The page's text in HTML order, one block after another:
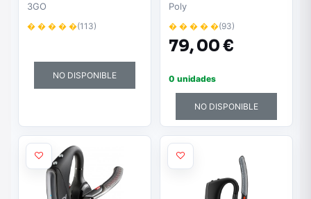
HBT3/ Negro
3GO
� � � � �(113)
NO DISPONIBLE
con Micrófono/
Bluetooth/ Negro
Poly
� � � � �(93)
79,00 €
0 unidades
NO DISPONIBLE